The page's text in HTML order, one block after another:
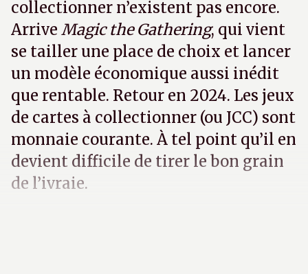
collectionner n’existent pas encore.
Arrive Magic the Gathering, qui vient
se tailler une place de choix et lancer
un modèle économique aussi inédit
que rentable. Retour en 2024. Les jeux
de cartes à collectionner (ou JCC) sont
monnaie courante. À tel point qu’il en
devient difficile de tirer le bon grain
de l’ivraie.